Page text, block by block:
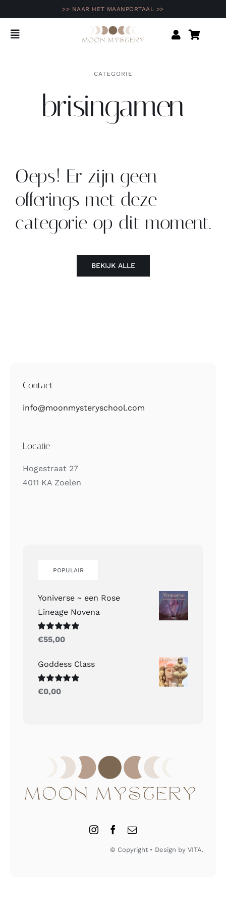
naar
inhoud
>> NAAR HET MAANPORTAAL >>
Toggle
Agenda
Inspiratie
Community
CATEGORIE
brisingamen
Oeps! Er zijn geen
offerings met deze
categorie op dit moment.
BEKIJK ALLE
Contact
info@moonmysteryschool.com
Locatie
Hogestraat 27
4011 KA Zoelen
POPULAIR
Yoniverse ~ een Rose
Lineage Novena
Gewaardeerd
uit 5
€55,00
Goddess Class
Gewaardeerd
5.00
€0,00
© Copyright • Design by VITA.